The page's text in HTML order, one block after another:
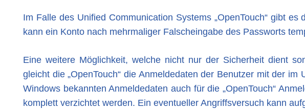
Im Falle des Unified Communication Systems „OpenTouch“ gibt
kann ein Konto nach mehrmaliger Falscheingabe des Passworts
Eine weitere Möglichkeit, welche nicht nur der Sicherheit dient
gleicht die „OpenTouch“ die Anmeldedaten der Benutzer mit der
Windows bekannten Anmeldedaten auch für die „OpenTouch“
komplett verzichtet werden. Ein eventueller Angriffsversuch kann